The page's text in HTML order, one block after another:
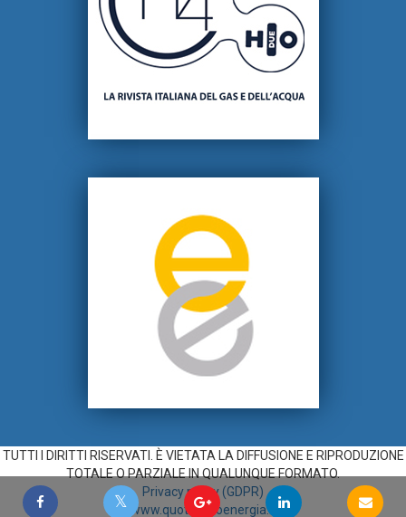
TUTTI I DIRITTI RISERVATI. È VIETATA LA DIFFUSIONE E RIPRODUZIONE
TOTALE O PARZIALE IN QUALUNQUE FORMATO.
Privacy policy (GDPR)
www.quotidianoenergia.it